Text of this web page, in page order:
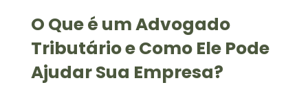
O Que é um Advogado
Tributário e Como Ele Pode
Ajudar Sua Empresa?